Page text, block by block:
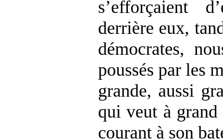
s’efforçaient
derrière eux,
démocrates,
poussés par les
grande, aussi
qui veut à
courant à son